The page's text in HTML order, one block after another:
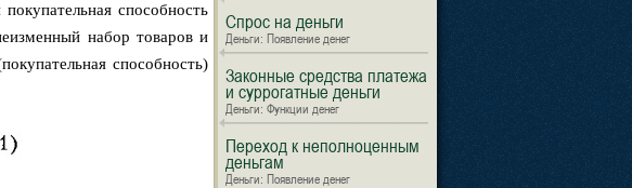
способность
набор товаров и
способность)
Спрос на деньги
Деньги: Появление денег
Законные средства платежа
и суррогатные деньги
Деньги: Функции денег
Переход к неполноценным
деньгам
Деньги: Появление денег